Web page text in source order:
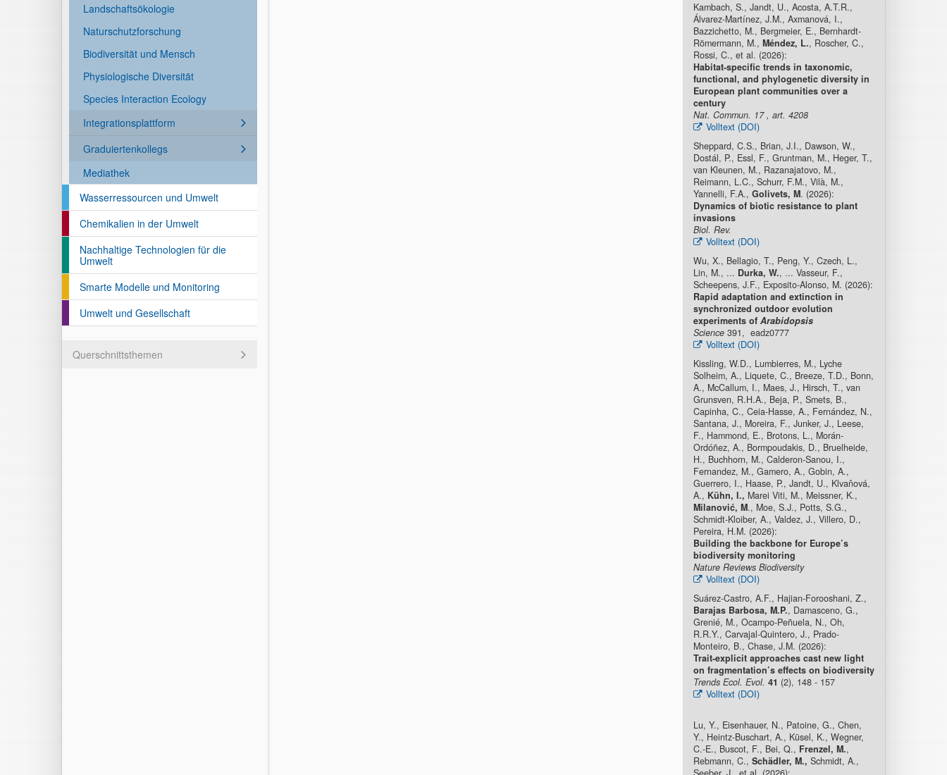
Landschaftsökologie
Naturschutzforschung
Biodiversität und Mensch
Physiologische Diversität
Species Interaction Ecology
Integrationsplattform
Graduiertenkollegs
Mediathek
Wasserressourcen und Umwelt
Chemikalien in der Umwelt
Nachhaltige Technologien für die
Umwelt
Smarte Modelle und Monitoring
Umwelt und Gesellschaft
Querschnittsthemen
Kambach, S., Jandt, U., Acosta, A.T.R.,
Álvarez-Martínez, J.M., Axmanová, I.,
Bazzichetto, M., Bergmeier, E., Bernhardt-
Römermann, M., Méndez, L., Roscher, C.,
Rossi, C., et al. (2026):
Habitat-specific trends in taxonomic,
functional, and phylogenetic diversity in
European plant communities over a
century
Nat. Commun. 17 , art. 4208
Volltext (DOI)
Sheppard, C.S., Brian, J.I., Dawson, W.,
Dostál, P., Essl, F., Gruntman, M., Heger, T.,
van Kleunen, M., Razanajatovo, M.,
Reimann, L.C., Schurr, F.M., Vilà, M.,
Yannelli, F.A., Golivets, M. (2026):
Dynamics of biotic resistance to plant
invasions
Biol. Rev.
Volltext (DOI)
Wu, X., Bellagio, T., Peng, Y., Czech, L.,
Lin, M., ... Durka, W., ... Vasseur, F.,
Scheepens, J.F., Exposito-Alonso, M. (2026):
Rapid adaptation and extinction in
synchronized outdoor evolution
experiments of Arabidopsis
Science 391, eadz0777
Volltext (DOI)
Kissling, W.D., Lumbierres, M., Lyche
Solheim, A., Liquete, C., Breeze, T.D., Bonn,
A., McCallum, I., Maes, J., Hirsch, T., van
Grunsven, R.H.A., Beja, P., Smets, B.,
Capinha, C., Ceia-Hasse, A., Fernández, N.,
Santana, J., Moreira, F., Junker, J., Leese,
F., Hammond, E., Brotons, L., Morán-
Ordóñez, A., Bormpoudakis, D., Bruelheide,
H., Buchhorn, M., Calderon-Sanou, I.,
Fernandez, M., Gamero, A., Gobin, A.,
Guerrero, I., Haase, P., Jandt, U., Klvaňová,
A., Kühn, I., Marei Viti, M., Meissner, K.,
Milanović, M., Moe, S.J., Potts, S.G.,
Schmidt-Kloiber, A., Valdez, J., Villero, D.,
Pereira, H.M. (2026):
Building the backbone for Europe’s
biodiversity monitoring
Nature Reviews Biodiversity
Volltext (DOI)
Suárez-Castro, A.F., Hajian-Forooshani, Z.,
Barajas Barbosa, M.P., Damasceno, G.,
Grenié, M., Ocampo-Peñuela, N., Oh,
R.R.Y., Carvajal-Quintero, J., Prado-
Monteiro, B., Chase, J.M. (2026):
Trait-explicit approaches cast new light
on fragmentation’s effects on biodiversity
Trends Ecol. Evol. 41 (2), 148 - 157
Volltext (DOI)
Lu, Y., Eisenhauer, N., Patoine, G., Chen,
Y., Heintz-Buschart, A., Küsel, K., Wegner,
C.-E., Buscot, F., Bei, Q., Frenzel, M.,
Rebmann, C., Schädler, M., Schmidt, A.,